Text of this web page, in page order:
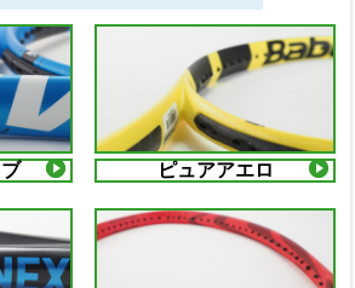
ピュアアエロ